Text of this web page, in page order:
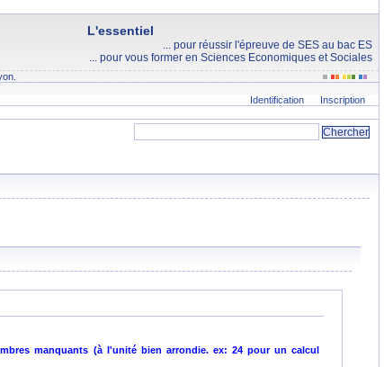
L'essentiel
... pour réussir l'épreuve de SES au bac ES
... pour vous former en Sciences Economiques et Sociales
Identification Inscription
manquants (à l'unité bien arrondie. ex: 24 pour un calcul